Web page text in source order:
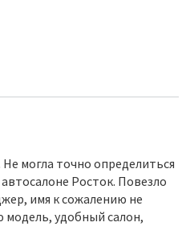
Не могла точно определиться
Росток. Повезло
имя к сожалению не
удобный салон,